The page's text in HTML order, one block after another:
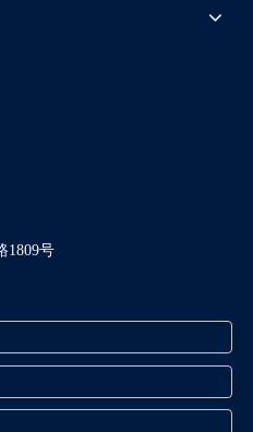
1809号